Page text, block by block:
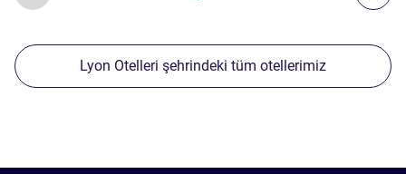
Lyon Otelleri şehrindeki tüm otellerimiz